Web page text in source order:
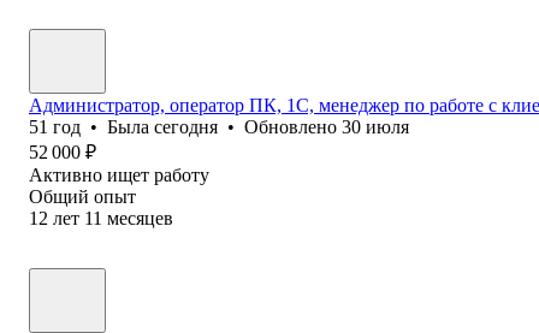
Администратор, оператор ПК, 1С, менеджер по работе с
51 год • Была сегодня • Обновлено 30 июля
52 000 ₽
Активно ищет работу
Общий опыт
12 лет 11 месяцев